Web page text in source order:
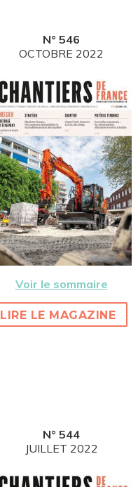
N° 546
OCTOBRE 2022
Voir le sommaire
LIRE LE MAGAZINE
N° 544
JUILLET 2022